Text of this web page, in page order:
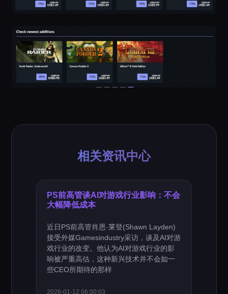
相关资讯中心
PS前高管谈AI对游戏行业影响：不会
大幅降低成本
近日PS前高管肖恩·莱登(Shawn Layden)
接受外媒Gamesindustry采访，谈及AI对游
戏行业的改变。他认为AI对游戏行业的影
响被严重高估，这种新兴技术并不会如一
些CEO所期待的那样
2026-01-12 06:00:03